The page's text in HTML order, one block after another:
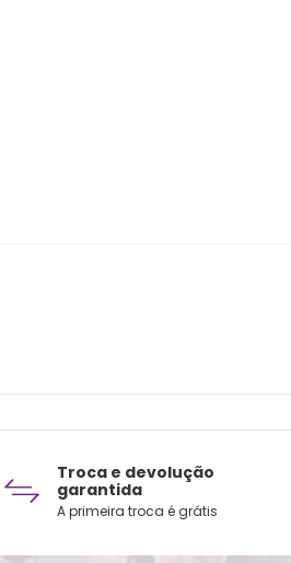
Troca e devolução
garantida
A primeira troca é grátis